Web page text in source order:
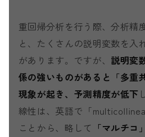
重回帰分析を行う際、分析精
と、たくさんの説明変数を入
があります。ですが、 説明変
係の強いものがあると「多重
現象が起き、予測精度が低下
線性は、英語で「
ことから、略して 「マルチコ」